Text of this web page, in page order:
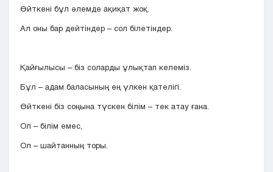
Өйткені бұл әлемде ақиқат жоқ.
Ал оны бар дейтіндер – сол білетіндер.
Қайғылысы – біз соларды ұлықтап келеміз.
Бұл – адам баласының ең үлкен қателігі.
Өйткені біз соңына түскен білім – тек атау ғана.
Ол – білім емес,
Ол – шайтанның торы.